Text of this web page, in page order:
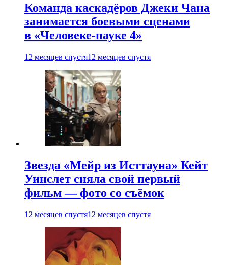
Команда каскадёров Джеки Чана
занимается боевыми сценами
в «Человеке-пауке 4»
12 месяцев спустя12 месяцев спустя
Звезда «Мейр из Исттауна» Кейт
Уинслет сняла свой первый
фильм — фото со съёмок
12 месяцев спустя12 месяцев спустя